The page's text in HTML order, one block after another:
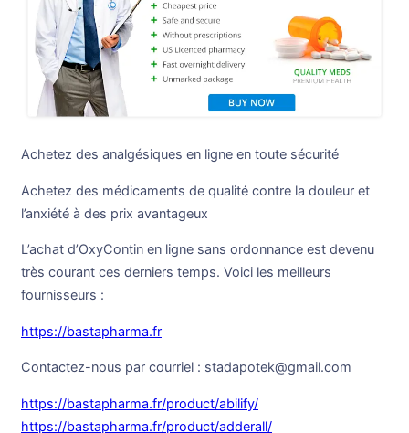
Achetez des analgésiques en ligne en toute sécurité
Achetez des médicaments de qualité contre la douleur et
l’anxiété à des prix avantageux
L’achat d’OxyContin en ligne sans ordonnance est devenu
très courant ces derniers temps. Voici les meilleurs
fournisseurs :
https://bastapharma.fr
Contactez-nous par courriel : stadapotek@gmail.com
https://bastapharma.fr/product/abilify/
https://bastapharma.fr/product/adderall/